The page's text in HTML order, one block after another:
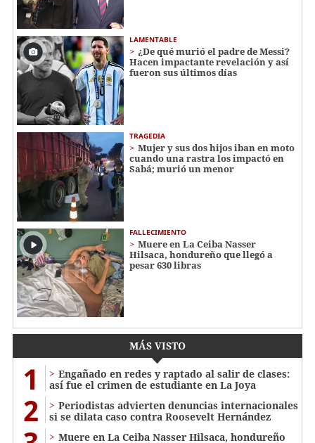
LAMENTABLE
¿De qué murió el padre de Messi?
Hacen impactante revelación y así
fueron sus últimos días
TRAGEDIA
Mujer y sus dos hijos iban en moto
cuando una rastra los impactó en
Sabá; murió un menor
FALLECIMIENTO
Muere en La Ceiba Nasser
Hilsaca, hondureño que llegó a
pesar 630 libras
MÁS VISTO
1
Engañado en redes y raptado al salir de clases:
así fue el crimen de estudiante en La Joya
2
Periodistas advierten denuncias internacionales
si se dilata caso contra Roosevelt Hernández
Muere en La Ceiba Nasser Hilsaca, hondureño